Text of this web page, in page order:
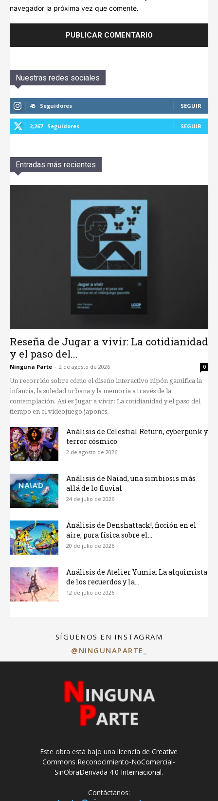
navegador la próxima vez que comente.
Nuestras redes sociales
45 Seguidores SEGUIR
2,267 Seguidores SEGUIR
Entradas más recientes
Reseña de Jugar a vivir: La cotidianidad
y el paso del...
Ninguna Parte - 2 de agosto de 2026 0
Un recorrido sobre cómo el diseño interactivo nipón gamifica la
infancia, la soledad urbana y la memoria a través de la
contemplación. Así es Jugar a vivir: La cotidianidad y el paso del
tiempo en el videojuego japonés.
Análisis de Celestial Return, cyberpunk y
terror cósmico
2 de agosto de 2026
Análisis de Naiad, una simbiosis más
allá de lo fluvial
24 de julio de 2026
Análisis de Denshattack!, ficción en el
aire, pura física sobre el...
20 de julio de 2026
Análisis de Atelier Yumia: La alquimista
de los recuerdos y la...
12 de julio de 2026
SÍGUENOS EN INSTAGRAM
@NINGUNAPARTE_
Este obra está bajo unalicencia de Creative
Commons Reconocimiento-NoComercial-
SinObraDerivada 4.0 Internacional.
Contáctanos: